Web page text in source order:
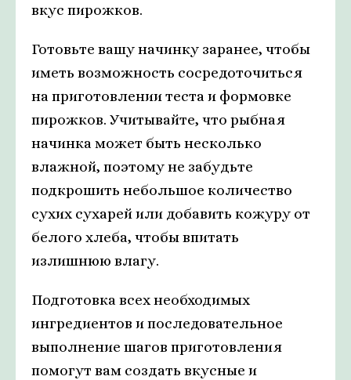
вкус пирожков.
Готовьте вашу начинку заранее, чтобы
иметь возможность сосредоточиться
на приготовлении теста и формовке
пирожков. Учитывайте, что рыбная
начинка может быть несколько
влажной, поэтому не забудьте
подкрошить небольшое количество
сухих сухарей или добавить кожуру от
белого хлеба, чтобы впитать
излишнюю влагу.
Подготовка всех необходимых
ингредиентов и последовательное
выполнение шагов приготовления
помогут вам создать вкусные и